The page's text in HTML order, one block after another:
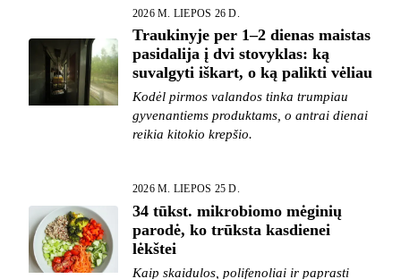
2026 M. LIEPOS 26 D.
Traukinyje per 1–2 dienas maistas
pasidalija į dvi stovyklas: ką
suvalgyti iškart, o ką palikti vėliau
Kodėl pirmos valandos tinka trumpiau
gyvenantiems produktams, o antrai dienai
reikia kitokio krepšio.
2026 M. LIEPOS 25 D.
34 tūkst. mikrobiomo mėginių
parodė, ko trūksta kasdienei
lėkštei
Kaip skaidulos, polifenoliai ir paprasti